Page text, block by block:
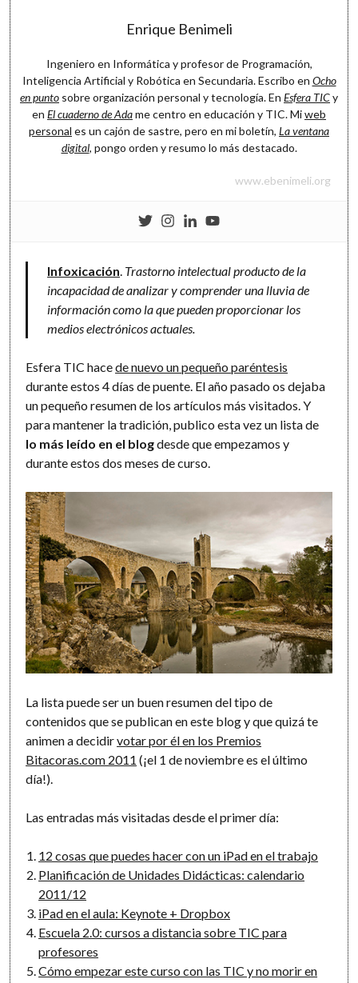
Enrique Benimeli
Ingeniero en Informática y profesor de Programación,
Inteligencia Artificial y Robótica en Secundaria. Escribo en Ocho
en punto sobre organización personal y tecnología. En Esfera TICy
en El cuaderno de Adame centro en educación y TIC. Miweb
personal es un cajón de sastre, pero en mi boletín, La ventana
digital, pongo orden y resumo lo más destacado.
www.ebenimeli.org
Infoxicación Trastorno intelectual producto de la
incapacidad de analizar y comprender una lluvia de
información como la que pueden proporcionar los
medios electrónicos actuales.
Esfera TIC hacede nuevo un pequeño paréntesis
durante estos 4 días de puente. El año pasado os dejaba
un pequeño resumen de los artículos más visitados. Y
para mantener la tradición, publico esta vez un lista de
lo más leído en el blogdesde que empezamos y
durante estos dos meses de curso.
La lista puede ser un buen resumen del tipo de
contenidos que se publican en este blog y que quizá te
animen a decidirvotar por él en los Premios
Bitacoras.com 2011 (¡el 1 de noviembre es el último
día!).
Las entradas más visitadas desde el primer día:
12 cosas que puedes hacer con un iPad en el trabajo
Planificación de Unidades Didácticas: calendario
2011/12
iPad en el aula: Keynote + Dropbox
Escuela 2.0: cursos a distancia sobre TIC para
profesores
Cómo empezar este curso con las TIC y no morir en